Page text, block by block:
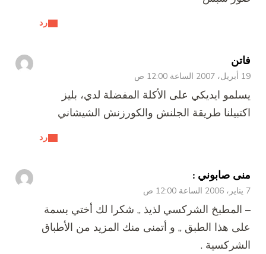
ايديكي على الأكلة المفضلة لدي، بليز
طريقة الجلنش والكورزنش الشيشاني
صابوني :
الشركسي لذيذ ,, شكرا لك أختي بسمة
هذا الطبق ,, و أتمنى منك المزيد من الأطباق
.